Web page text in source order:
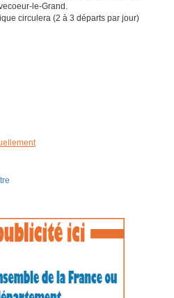
le-Grand.
circulera (2 à 3 départs par jour)